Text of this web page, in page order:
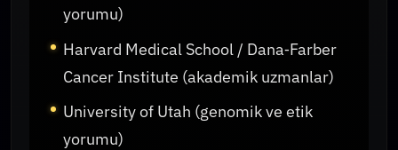
yorumu)
Harvard Medical School / Dana‑Farber
Cancer Institute (akademik uzmanlar)
University of Utah (genomik ve etik
yorumu)